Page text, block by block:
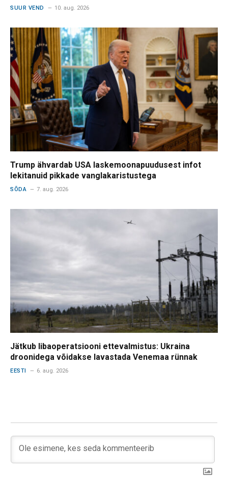
SUUR VEND 10. aug. 2026
Trump ähvardab USA laskemoonapuudusest infot
lekitanuid pikkade vanglakaristustega
SÕDA 7. aug. 2026
Jätkub libaoperatsiooni ettevalmistus: Ukraina
droonidega võidakse lavastada Venemaa rünnak
EESTI 6. aug. 2026